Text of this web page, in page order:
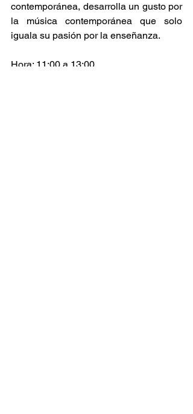
contemporánea, desarrolla un gusto por
la música contemporánea que solo
iguala su pasión por la enseñanza.
Hora: 11:00 a 13:00